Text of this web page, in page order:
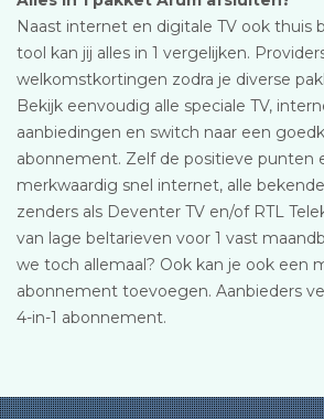
Naast internet en digitale TV ook thuis
tool kan jij alles in 1 vergelijken.
welkomstkortingen zodra je diverse
Bekijk eenvoudig alle speciale TV,
aanbiedingen en switch naar een
abonnement. Zelf de positieve punten
merkwaardig snel internet, alle
zenders als Deventer TV en/of RTL
van lage beltarieven voor 1 vast
we toch allemaal? Ook kan je ook een
abonnement toevoegen. Aanbieders
4-in-1 abonnement.